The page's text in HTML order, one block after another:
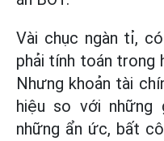
Vài chục ngàn tỉ,
phải tính toán trong
Nhưng khoản tài
hiệu so với
những ẩn ức, bất